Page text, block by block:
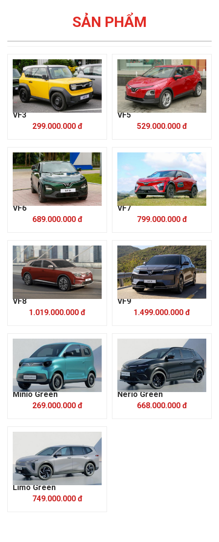
SẢN PHẨM
VF3
299.000.000 đ
VF5
529.000.000 đ
VF6
689.000.000 đ
VF7
799.000.000 đ
VF8
1.019.000.000 đ
VF9
1.499.000.000 đ
Minio Green
269.000.000 đ
Nerio Green
668.000.000 đ
Limo Green
749.000.000 đ